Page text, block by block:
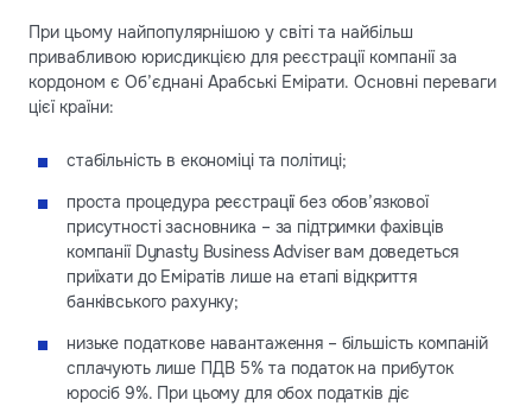
При цьому найпопулярнішою у світі та найбільш
привабливою юрисдикцією для реєстрації компанії за
кордоном є Об’єднані Арабські Емірати. Основні переваги
цієї країни:
стабільність в економіці та політиці;
проста процедура реєстрації без обов’язкової
присутності засновника – за підтримки фахівців
компанії Dynasty Business Adviser вам доведеться
приїхати до Еміратів лише на етапі відкриття
банківського рахунку;
низьке податкове навантаження – більшість компаній
сплачують лише ПДВ 5% та податок на прибуток
юросіб 9%. При цьому для обох податків діє